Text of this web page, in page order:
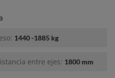
1440 -1885 kg
entre ejes: 1800 mm